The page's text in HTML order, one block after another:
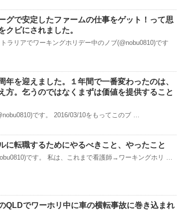
グで安定したファームの仕事をゲット！って思
クビにされました。
ラリアでワーキングホリデー中のノブ(@nobu0810)です
年を迎えました。１年間で一番変わったのは、
方。乞うのではなくまずは価値を提供すること
です。 2016/03/10をもってこのブ …
に転職するためにやるべきこと、やったこと
です。 私は、これまで看護師→ワーキングホリ …
QLDでワーホリ中に車の横転事故に巻き込まれ